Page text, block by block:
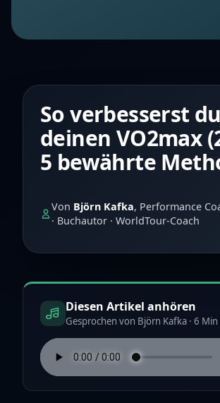
So verbesserst du
deinen VO2max
5 bewährte
Von Björn Kafka, Performance
· Buchautor · WorldTour-Coach
Diesen Artikel anhören
Gesprochen von Björn Kafka · 6 Min